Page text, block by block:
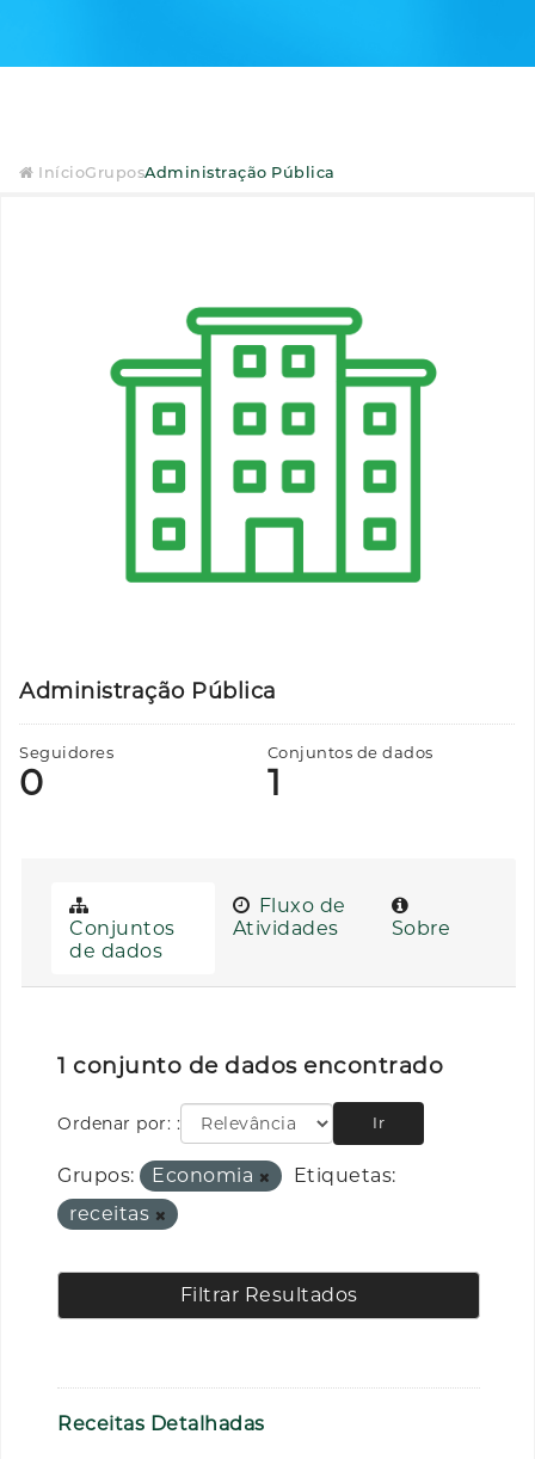
InícioGruposAdministração Pública
Administração Pública
Seguidores
0
Conjuntos de dados
1
Conjuntos
de dados
Fluxo de
Atividades
Sobre
1 conjunto de dados encontrado
Ordenar por: Ir
Grupos: Economia
Etiquetas:
receitas
Filtrar Resultados
Receitas Detalhadas